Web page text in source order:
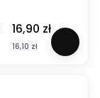
Cena
16,90 zł
Cena
16,10 zł